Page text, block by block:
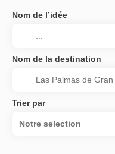
Nom de l’idée
Nom de la destination
Trier par
Notre selection